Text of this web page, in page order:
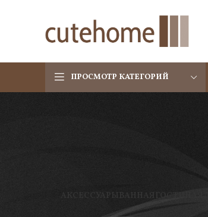
ПРОСМОТР КАТЕГОРИЙ
АКСЕССУАРЫ ВАННАЯ ГОСТИНАЯ